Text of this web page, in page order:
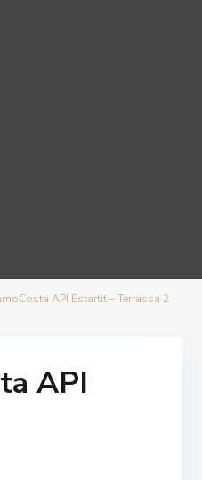
API Estartit – Terrassa 2
API